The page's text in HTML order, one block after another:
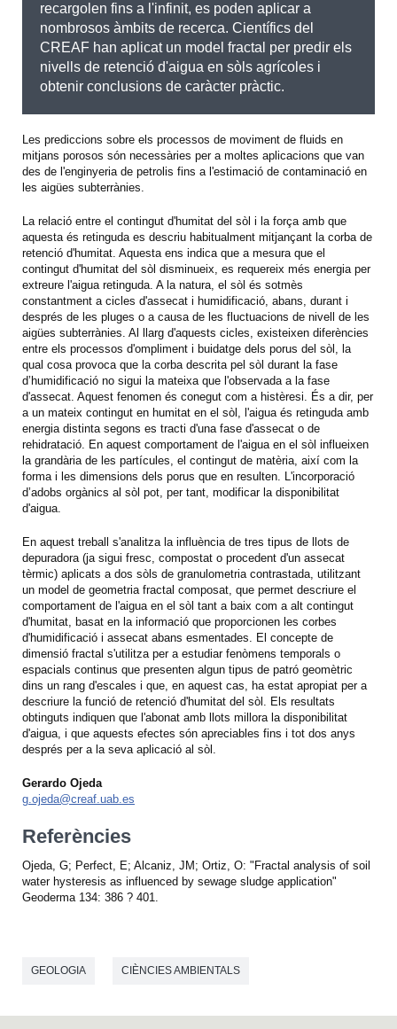
recargolen fins a l'infinit, es poden aplicar a
nombrosos àmbits de recerca. Científics del
CREAF han aplicat un model fractal per predir els
nivells de retenció d'aigua en sòls agrícoles i
obtenir conclusions de caràcter pràctic.
Les prediccions sobre els processos de moviment de fluids en
mitjans porosos són necessàries per a moltes aplicacions que van
des de l'enginyeria de petrolis fins a l'estimació de contaminació en
les aigües subterrànies.
La relació entre el contingut d'humitat del sòl i la força amb que
aquesta és retinguda es descriu habitualment mitjançant la corba de
retenció d'humitat. Aquesta ens indica que a mesura que el
contingut d'humitat del sòl disminueix, es requereix més energia per
extreure l'aigua retinguda. A la natura, el sòl és sotmès
constantment a cicles d'assecat i humidificació, abans, durant i
després de les pluges o a causa de les fluctuacions de nivell de les
aigües subterrànies. Al llarg d'aquests cicles, existeixen diferències
entre els processos d'ompliment i buidatge dels porus del sòl, la
qual cosa provoca que la corba descrita pel sòl durant la fase
d’humidificació no sigui la mateixa que l'observada a la fase
d'assecat. Aquest fenomen és conegut com a histèresi. És a dir, per
a un mateix contingut en humitat en el sòl, l'aigua és retinguda amb
energia distinta segons es tracti d'una fase d'assecat o de
rehidratació. En aquest comportament de l'aigua en el sòl influeixen
la grandària de les partícules, el contingut de matèria, així com la
forma i les dimensions dels porus que en resulten. L'incorporació
d’adobs orgànics al sòl pot, per tant, modificar la disponibilitat
d'aigua.
En aquest treball s'analitza la influència de tres tipus de llots de
depuradora (ja sigui fresc, compostat o procedent d'un assecat
tèrmic) aplicats a dos sòls de granulometria contrastada, utilitzant
un model de geometria fractal composat, que permet descriure el
comportament de l'aigua en el sòl tant a baix com a alt contingut
d'humitat, basat en la informació que proporcionen les corbes
d'humidificació i assecat abans esmentades. El concepte de
dimensió fractal s'utilitza per a estudiar fenòmens temporals o
espacials continus que presenten algun tipus de patró geomètric
dins un rang d'escales i que, en aquest cas, ha estat apropiat per a
descriure la funció de retenció d'humitat del sòl. Els resultats
obtinguts indiquen que l'abonat amb llots millora la disponibilitat
d'aigua, i que aquests efectes són apreciables fins i tot dos anys
després per a la seva aplicació al sòl.
Gerardo Ojeda
g.ojeda@creaf.uab.es
Referències
Ojeda, G; Perfect, E; Alcaniz, JM; Ortiz, O: "Fractal analysis of soil
water hysteresis as influenced by sewage sludge application"
Geoderma 134: 386 ? 401.
GEOLOGIA CIÈNCIES AMBIENTALS